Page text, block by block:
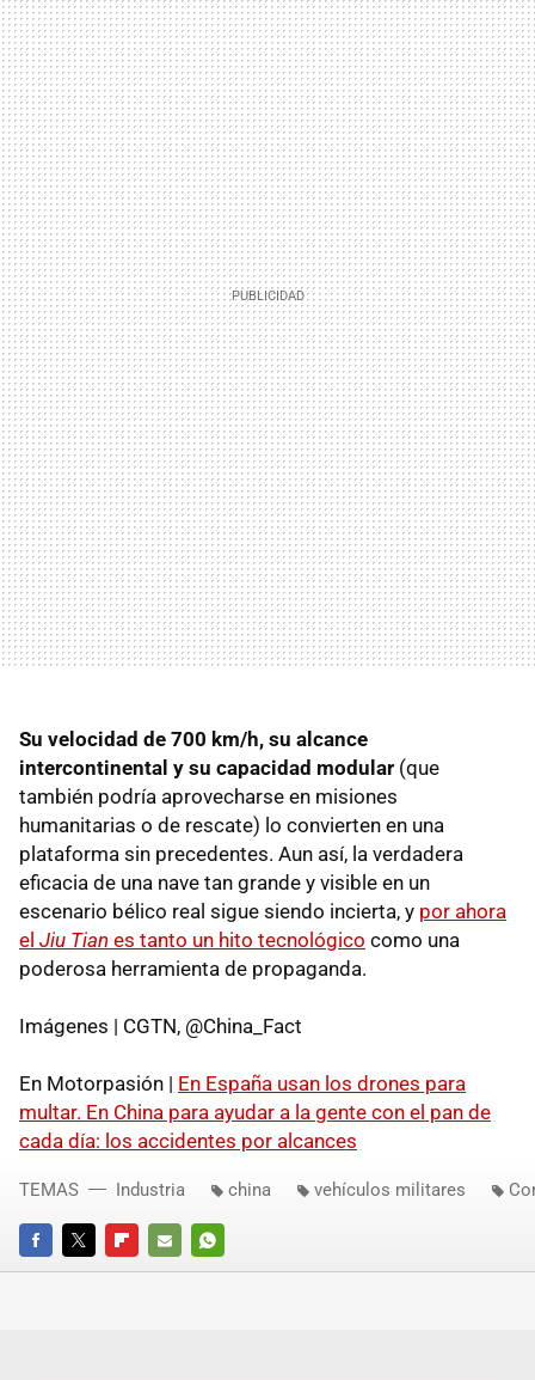
Su velocidad de 700 km/h, su alcance
intercontinental y su capacidad modular (que
también podría aprovecharse en misiones
humanitarias o de rescate) lo convierten en una
plataforma sin precedentes. Aun así, la verdadera
eficacia de una nave tan grande y visible en un
escenario bélico real sigue siendo incierta, y por ahora
el Jiu Tian es tanto un hito tecnológico como una
poderosa herramienta de propaganda.
Imágenes | CGTN, @China_Fact
En Motorpasión | En España usan los drones para
multar. En China para ayudar a la gente con el pan de
cada día: los accidentes por alcances
FACEBOOKTWITTERFLIPBOARD
E-
WHATSAPP
TEMAS Industria china vehículos militares